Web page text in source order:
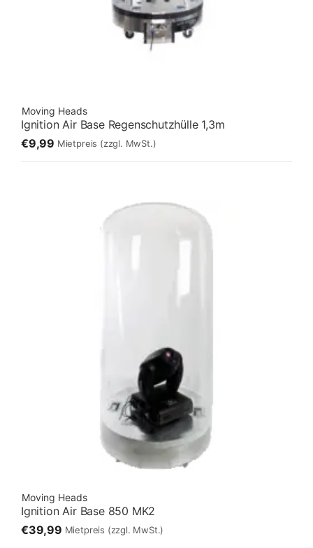
Moving Heads
Ignition Air Base Regenschutzhülle 1,3m
€9,99 Mietpreis (zzgl. MwSt.)
Moving Heads
Ignition Air Base 850 MK2
€39,99 Mietpreis (zzgl. MwSt.)